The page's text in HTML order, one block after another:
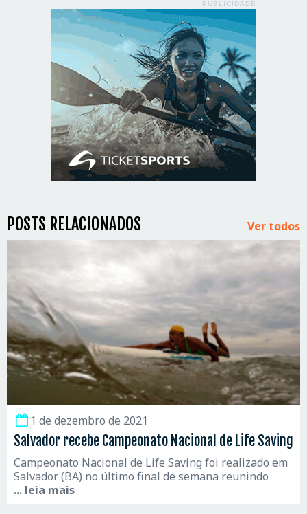
PUBLICIDADE
POSTS RELACIONADOS Ver todos
1 de dezembro de 2021
Salvador recebe Campeonato Nacional de Life Saving
Campeonato Nacional de Life Saving foi realizado em
Salvador (BA) no último final de semana reunindo
... leia mais